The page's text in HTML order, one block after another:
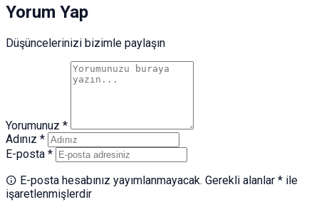
Yorum Yap
Düşüncelerinizi bizimle paylaşın
Yorumunuz *
Adınız *
E-posta *
E-posta hesabınız yayımlanmayacak. Gerekli alanlar * ile
işaretlenmişlerdir